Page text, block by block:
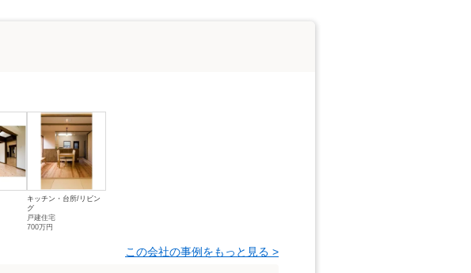
キッチン・台所/リビン
グ
戸建住宅
700万円
この会社の事例をもっと見る >